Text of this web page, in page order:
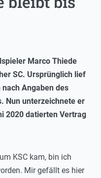
Marco Thiede
SC. Ursprünglich lief
Angaben des
Nun unterzeichnete er
2020 datierten Vertrag
KSC kam, bin ich
Mir gefällt es hier